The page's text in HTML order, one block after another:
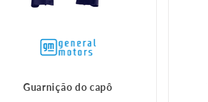
Guarnição do capô